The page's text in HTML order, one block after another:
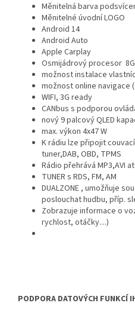
Měnitelná barva
Měnitelné úvodní LOGO
Android 14
Android Auto
Apple Carplay
Osmijádrový procesor
možnost instalace
možnost online navigace
WIFI, 3G ready
CANbus s podporou
nový 9 palcový QLED
max. výkon 4x47 W
K rádiu lze připojit couvací
tuner,DAB, OBD, TPMS
Rádio přehrává MP3,AVI
TUNER s RDS, FM, AM
DUALZONE , umožňuje
poslouchat hudbu, příp.
Zobrazuje informace o
rychlost, otáčky....)
PODPORA DATOVÝCH FUNKCÍ